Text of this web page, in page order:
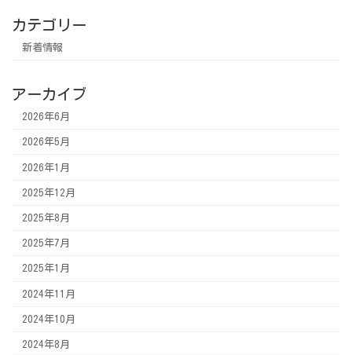
カテゴリー
新着情報
アーカイブ
2026年6月
2026年5月
2026年1月
2025年12月
2025年8月
2025年7月
2025年1月
2024年11月
2024年10月
2024年8月